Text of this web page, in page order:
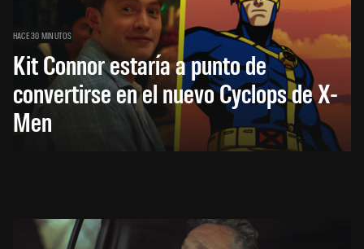
HACE 30 MINUTOS
Kit Connor estaría a punto de
convertirse en el nuevo Cyclops de X-
Men